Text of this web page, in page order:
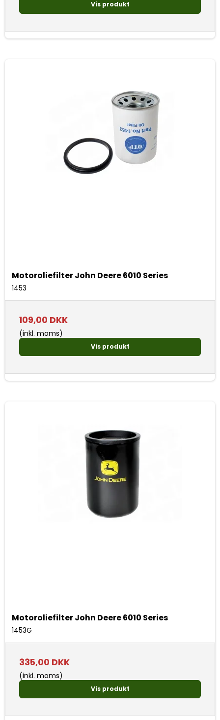
Vis produkt
Motoroliefilter John Deere 6010 Series
1453
109,00 DKK
(inkl. moms)
Vis produkt
Motoroliefilter John Deere 6010 Series
1453G
335,00 DKK
(inkl. moms)
Vis produkt